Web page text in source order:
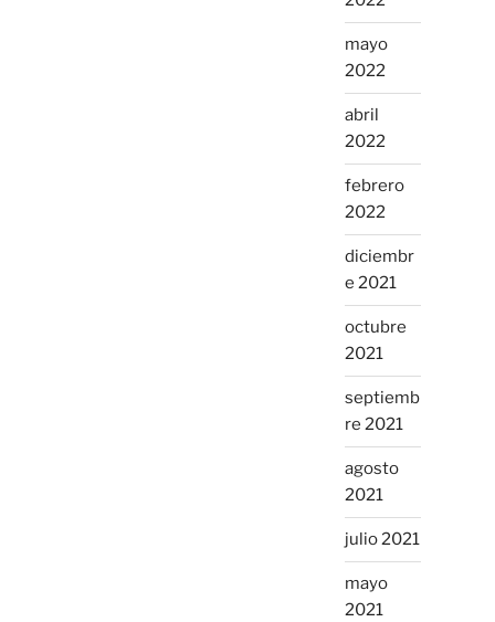
mayo
2022
abril
2022
febrero
2022
diciembr
e 2021
octubre
2021
septiemb
re 2021
agosto
2021
julio 2021
mayo
2021